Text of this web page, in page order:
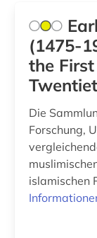
(1475-
the
Die
Forschung,
islamischen